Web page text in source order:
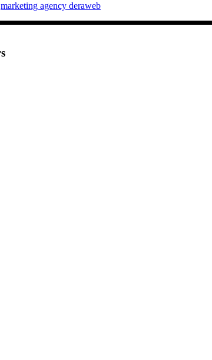
marketing agency deraweb